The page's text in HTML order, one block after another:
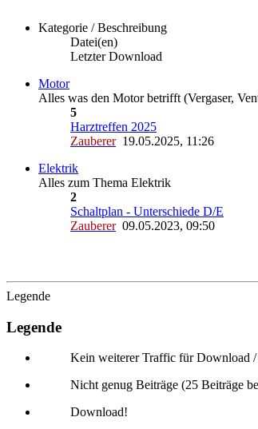
Kategorie / Beschreibung
Datei(en)
Letzter Download
Motor
Alles was den Motor betrifft (Vergaser,
5
Harztreffen 2025
Zauberer 19.05.2025, 11:26
Elektrik
Alles zum Thema Elektrik
2
Schaltplan - Unterschiede D/E
Zauberer 09.05.2023, 09:50
Legende
Legende
Kein weiterer Traffic für Download
Nicht genug Beiträge (25 Beiträge
Download!